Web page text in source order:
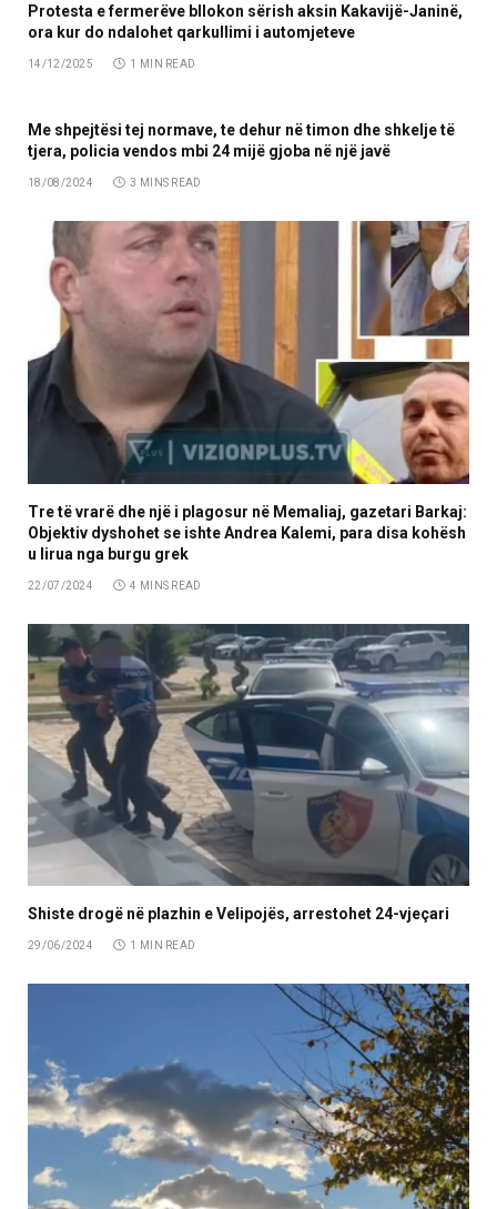
Protesta e fermerëve bllokon sërish aksin Kakavijë-Janinë,
ora kur do ndalohet qarkullimi i automjeteve
14/12/2025 1 MIN READ
Me shpejtësi tej normave, te dehur në timon dhe shkelje të
tjera, policia vendos mbi 24 mijë gjoba në një javë
18/08/2024 3 MINS READ
Tre të vrarë dhe një i plagosur në Memaliaj, gazetari Barkaj:
Objektiv dyshohet se ishte Andrea Kalemi, para disa kohësh
u lirua nga burgu grek
22/07/2024 4 MINS READ
Shiste drogë në plazhin e Velipojës, arrestohet 24-vjeçari
29/06/2024 1 MIN READ